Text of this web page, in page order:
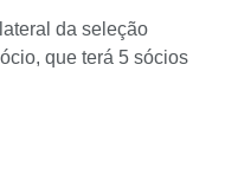
da seleção
que terá 5 sócios